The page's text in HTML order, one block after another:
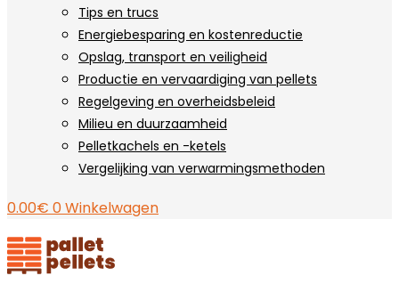
Tips en trucs
Energiebesparing en kostenreductie
Opslag, transport en veiligheid
Productie en vervaardiging van pellets
Regelgeving en overheidsbeleid
Milieu en duurzaamheid
Pelletkachels en -ketels
Vergelijking van verwarmingsmethoden
0.00€ 0Winkelwagen